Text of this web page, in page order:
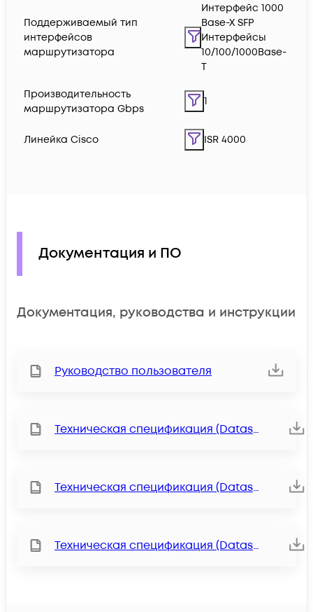
Поддерживаемый тип
интерфейсов
маршрутизатора
Интерфейс 1000
Base-X SFP
Интерфейсы
10/100/1000Base-
T
Производительность
маршрутизатора Gbps
1
Линейка Cisco ISR 4000
Документация и ПО
Документация, руководства и инструкции
Руководство пользователя
Техническая спецификация (Datasheet)
Техническая спецификация (Datasheet)
Техническая спецификация (Datasheet)